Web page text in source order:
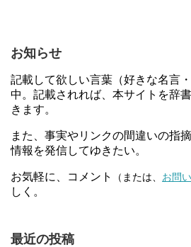
お知らせ
記載して欲しい言葉（好きな名言
中。記載されれば、本サイトを辞
きます。
また、事実やリンクの間違いの指
情報を発信してゆきたい。
お気軽に、コメント （または、 お問
しく。
最近の投稿